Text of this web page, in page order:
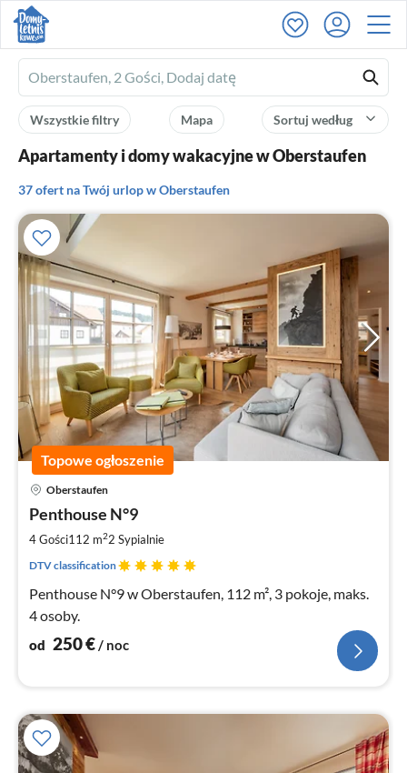
Ferienhausmiete
logo
Sortuj według
Mapa
Wszystkie filtry
Apartamenty i domy wakacyjne w Oberstaufen
37 ofert na Twój urlop w Oberstaufen
Topowe ogłoszenie
Oberstaufen
Penthouse N°9
4 Gości112 m22 Sypialnie
DTV classification
Penthouse N°9 w Oberstaufen, 112 m², 3 pokoje, maks.
4 osoby.
od 250€/ noc